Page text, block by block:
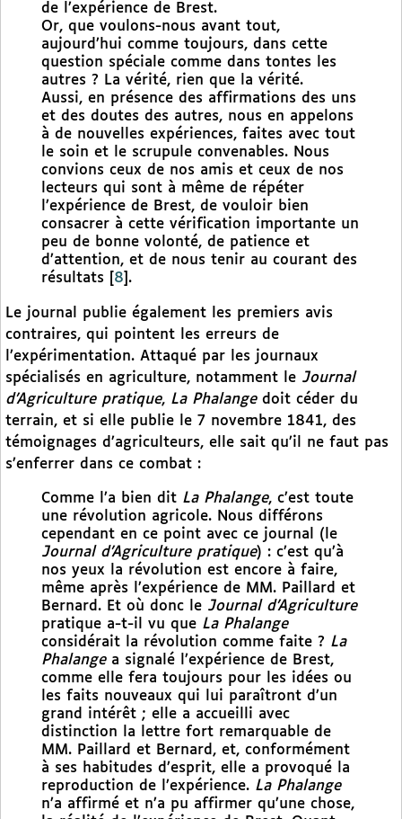
de l’expérience de Brest.
Or, que voulons-nous avant tout,
aujourd’hui comme toujours, dans cette
question spéciale comme dans tontes les
autres ? La vérité, rien que la vérité.
Aussi, en présence des affirmations des uns
et des doutes des autres, nous en appelons
à de nouvelles expériences, faites avec tout
le soin et le scrupule convenables. Nous
convions ceux de nos amis et ceux de nos
lecteurs qui sont à même de répéter
l’expérience de Brest, de vouloir bien
consacrer à cette vérification importante un
peu de bonne volonté, de patience et
d’attention, et de nous tenir au courant des
résultats
8 .
Le journal publie également les premiers avis
contraires, qui pointent les erreurs de
l’expérimentation. Attaqué par les journaux
spécialisés en agriculture, notamment le Journal
d’Agriculture pratique, La Phalangedoit céder du
terrain, et si elle publie le 7 novembre 1841, des
témoignages d’agriculteurs, elle sait qu’il ne faut pas
s’enferrer dans ce combat :
Comme l’a bien dit La Phalange, c’est toute
une révolution agricole. Nous différons
cependant en ce point avec ce journal (le
Journal d’Agriculture pratique) : c’est qu’à
nos yeux la révolution est encore à faire,
même après l’expérience de MM. Paillard et
Bernard. Et où donc le Journal d’Agriculture
pratique a-t-il vu que La Phalange
considérait la révolution comme faite ? La
Phalangea signalé l’expérience de Brest,
comme elle fera toujours pour les idées ou
les faits nouveaux qui lui paraîtront d’un
grand intérêt ; elle a accueilli avec
distinction la lettre fort remarquable de
MM. Paillard et Bernard, et, conformément
à ses habitudes d’esprit, elle a provoqué la
reproduction de l’expérience. La Phalange
n’a affirmé et n’a pu affirmer qu’une chose,